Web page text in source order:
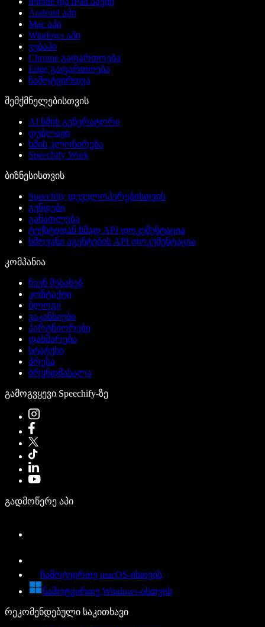
Android აპი
Mac აპი
Windows აპი
ვებაპი
Chrome გაფართოება
Edge გაფართოება
ჩამოტვირთვა
შემქმნელებისთვის
AI ხმის გენერატორი
დუბლაჟი
ხმის კლონირება
Speechify Work
ბიზნესისთვის
Speechify დეველოპერებისთვის
გუნდები
განათლება
ტექსტიდან ხმად API დოკუმენტაცია
ხმოვანი აგენტების API დოკუმენტაცია
კომპანია
ჩვენ შესახებ
კონტაქტი
ბლოგი
ვაკანსიები
პარტნიორები
დახმარება
სტატუსი
პრესა
ბრენდმასალა
გამოგვყევი Speechify-ზე
გადმოწერე აპი
ჩამოტვირთე macOS-ისთვის
ჩამოტვირთე Windows-ისთვის
რეკომენდებული საკითხავი